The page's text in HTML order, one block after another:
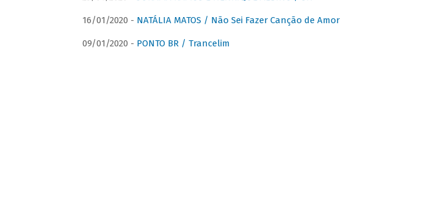
16/01/2020 - NATÁLIA MATOS / Não Sei Fazer Canção de Amor
09/01/2020 - PONTO BR / Trancelim